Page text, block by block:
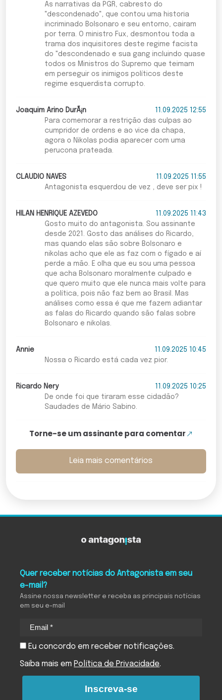
As narrativas da PGR, cabresto do
"descondenado", que contou uma historia
incriminado Bolsonaro e seu entorno, cairam
por terra. O ministro Fux, desmontou toda a
trama dos inquisitores deste regime facista
do "descondenado e sua gang incluindo quase
todos os Ministros do Supremo que teimam
em perseguir os inimigos políticos deste
regime esquerdista corrupto.
Joaquim Arino DurÃ¡n
11.09.2025 12:55
Para comemorar a restrição das culpas ao
cumpridor de ordens e ao vice da chapa,
agora o Nikolas podia aparecer com uma
perucona prateada.
CLAUDIO NAVES
11.09.2025 11:55
Antagonista esquerdou de vez , deve ser pix !
HILAN HENRIQUE AZEVEDO
11.09.2025 11:43
Gosto muito do antagonista. Sou assinante
desde 2021. Gosto das análises do Ricardo,
mas quando elas são sobre Bolsonaro e
nikolas acho que ele as faz com o fígado e aí
perde a mão. E olha que eu sou uma pessoa
que acha Bolsonaro moralmente culpado e
que quero muito que ele nunca mais volte para
a política, pois não faz bem ao Brasil. Mas
análises como essa é que me fazem adiantar
as falas do Ricardo quando são falas sobre
Bolsonaro e nikolas.
Annie
11.09.2025 10:45
Nossa o Ricardo está cada vez pior.
Ricardo Nery
11.09.2025 10:25
De onde foi que tiraram esse cidadão?
Saudades de Mário Sabino.
Torne-se um assinante para comentar
Leia mais comentários
Quer receber notícias do Antagonista em seu
e-mail?
Assine nossa newsletter e receba as principais notícias
em seu e-mail
Eu concordo em receber notificações.
Saiba mais em Política de Privacidade.
Inscreva-se